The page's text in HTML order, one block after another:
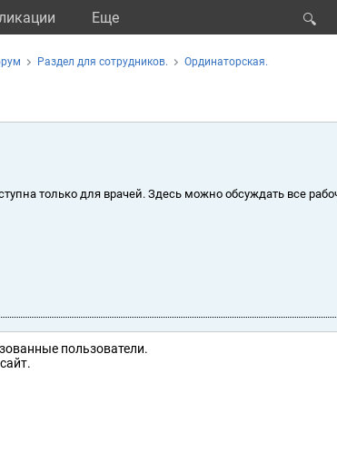
Eще 🔍
Раздел для сотрудников. Ординаторская.
только для врачей. Здесь можно обсуждать все
пользователи.